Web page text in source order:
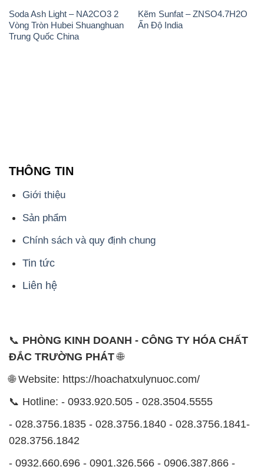
Soda Ash Light – NA2CO3 2
Vòng Tròn Hubei Shuanghuan
Trung Quốc China
Kẽm Sunfat – ZNSO4.7H2O
Ấn Độ India
THÔNG TIN
Giới thiệu
Sản phẩm
Chính sách và quy định chung
Tin tức
Liên hệ
📞 PHÒNG KINH DOANH - CÔNG TY HÓA CHẤT
ĐẮC TRƯỜNG PHÁT🌐
🌐 Website: https://hoachatxulynuoc.com/
📞 Hotline: - 0933.920.505 - 028.3504.5555
- 028.3756.1835 - 028.3756.1840 - 028.3756.1841-
028.3756.1842
- 0932.660.696 - 0901.326.566 - 0906.387.866 -